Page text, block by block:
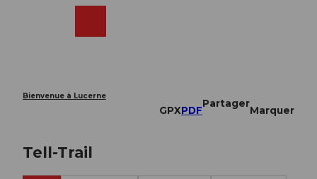
Bienvenue à Lucerne
GPXPDF
Partager
Marquer
Tell-Trail